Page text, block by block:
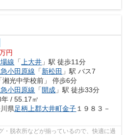
円
線 「 上大井 」駅 徒歩11分
小田原線 「新松田 」駅 バス7
湘光中学校前」 停歩6分
小田原線 「開成 」駅 徒歩33分
/ 55.17㎡
県足柄上郡大井町金子 １９８３－
・脱衣所などが揃っているので、快適に過